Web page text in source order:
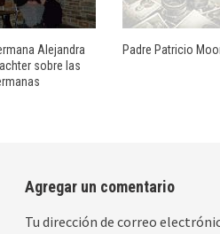
Alejandra
sobre las
Padre Patricio
Agregar un comentario
Tu dirección de correo